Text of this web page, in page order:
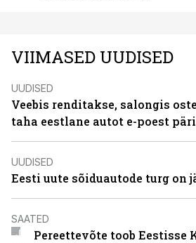
VIIMASED UUDISED
UUDISED
Veebis renditakse, salongis
taha eestlane autot e-poest
UUDISED
Eesti uute sõiduautode turg on
SAATED
Pereettevõte toob Eestisse